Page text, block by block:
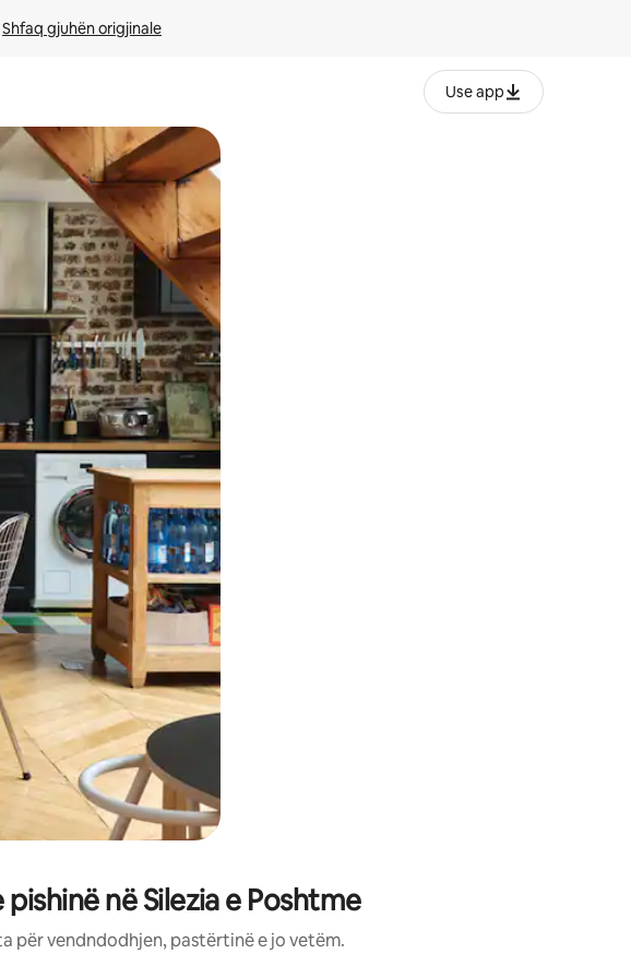
Shfaq gjuhën origjinale
Use app
prekur ose duke lëvizur ekranin.
në Silezia e Poshtme
për vendndodhjen, pastërtinë e jo vetëm.